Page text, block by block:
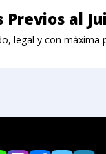
al
legal y con máxima